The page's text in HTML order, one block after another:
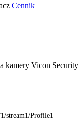
Cennik
kamery Vicon Security
stream1/Profile1